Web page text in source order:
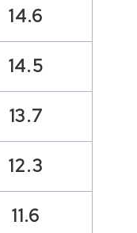
14.6
14.5
13.7
12.3
11.6